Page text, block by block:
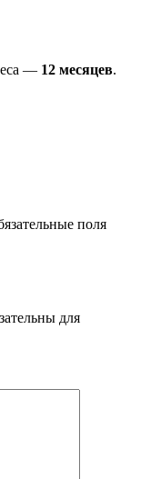
— 12 месяцев.
поля
для